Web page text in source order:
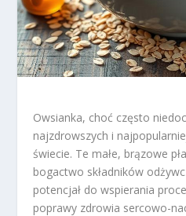
Owsianka, choć często
najzdrowszych i
świecie. Te małe, brązowe
bogactwo składników
potencjał do wspierania
poprawy zdrowia sercowo-